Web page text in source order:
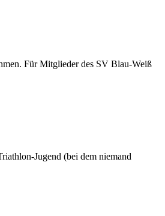
Für Mitglieder des SV Blau-Weiß
Jugend (bei dem niemand